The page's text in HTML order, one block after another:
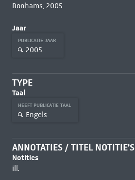
Bonhams, 2005
Jaar
PUBLICATIE JAAR
2005
TYPE
Taal
HEEFT PUBLICATIE TAAL
Engels
ANNOTATIES / TITEL NOTITIE'S
Notities
ill.